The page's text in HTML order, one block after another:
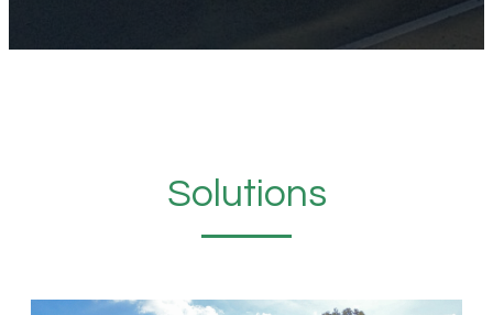
Solutions